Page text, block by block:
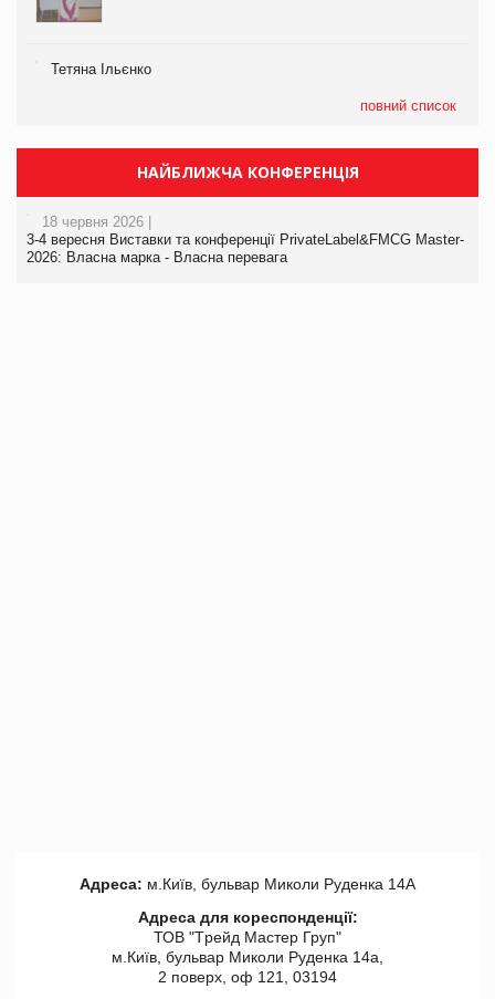
Тетяна Ільєнко
повний список
НАЙБЛИЖЧА КОНФЕРЕНЦІЯ
18 червня 2026 |
3-4 вересня Виставки та конференції PrivateLabel&FMCG Master-
2026: Власна марка - Власна перевага
Адреса: м.Київ, бульвар Миколи Руденка 14А
Адреса для кореспонденції:
ТОВ "Tрейд Мастер Груп"
м.Київ, бульвар Миколи Руденка 14а,
2 поверх, оф 121, 03194